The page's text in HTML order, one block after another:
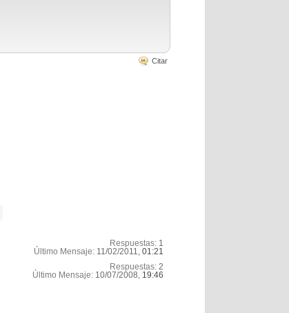
Citar
Respuestas: 1
Último Mensaje: 11/02/2011, 01:21
Respuestas: 2
Último Mensaje: 10/07/2008, 19:46